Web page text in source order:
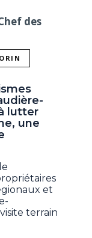
des
lutter
une
et
terrain